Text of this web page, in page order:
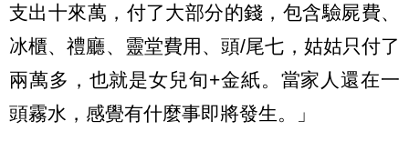
支出十來萬，付了大部分的錢，包含驗屍費、
冰櫃、禮廳、靈堂費用、頭/尾七，姑姑只付了
兩萬多，也就是女兒旬+金紙。當家人還在一
頭霧水，感覺有什麼事即將發生。」